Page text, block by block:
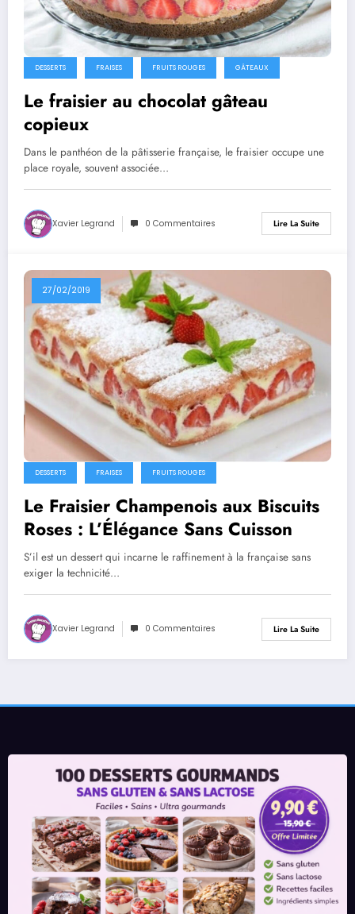
DESSERTS FRAISES FRUITS ROUGES GÂTEAUX
Le fraisier au chocolat gâteau
copieux
Dans le panthéon de la pâtisserie française, le fraisier occupe une
place royale, souvent associée…
Xavier Legrand 0 Commentaires Lire La Suite
27/02/2019
DESSERTS FRAISES FRUITS ROUGES
Le Fraisier Champenois aux Biscuits
Roses : L’Élégance Sans Cuisson
S’il est un dessert qui incarne le raffinement à la française sans
exiger la technicité…
Xavier Legrand 0 Commentaires Lire La Suite